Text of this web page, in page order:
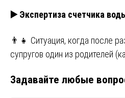
▶️ Экспертиза счетчика
👨‍👧 Ситуация, когда после
супругов один из родителей
Задавайте любые